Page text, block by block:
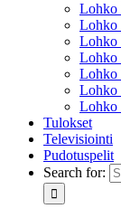
Lohko
Lohko
Lohko
Lohko
Lohko
Lohko
Lohko
Tulokset
Televisiointi
Pudotuspelit
Search for: